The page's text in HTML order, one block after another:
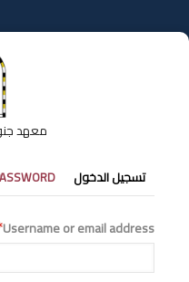
إلى
المحتوى
معهد
التبويبات
الأساسية
تسجيل الدخول
Username or email address